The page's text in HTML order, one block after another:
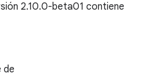
2.10.0-beta01 contiene
de